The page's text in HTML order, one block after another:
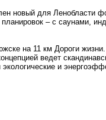
новый для Ленобласти
планировок – с саунами,
на 11 км Дороги
ведет
и